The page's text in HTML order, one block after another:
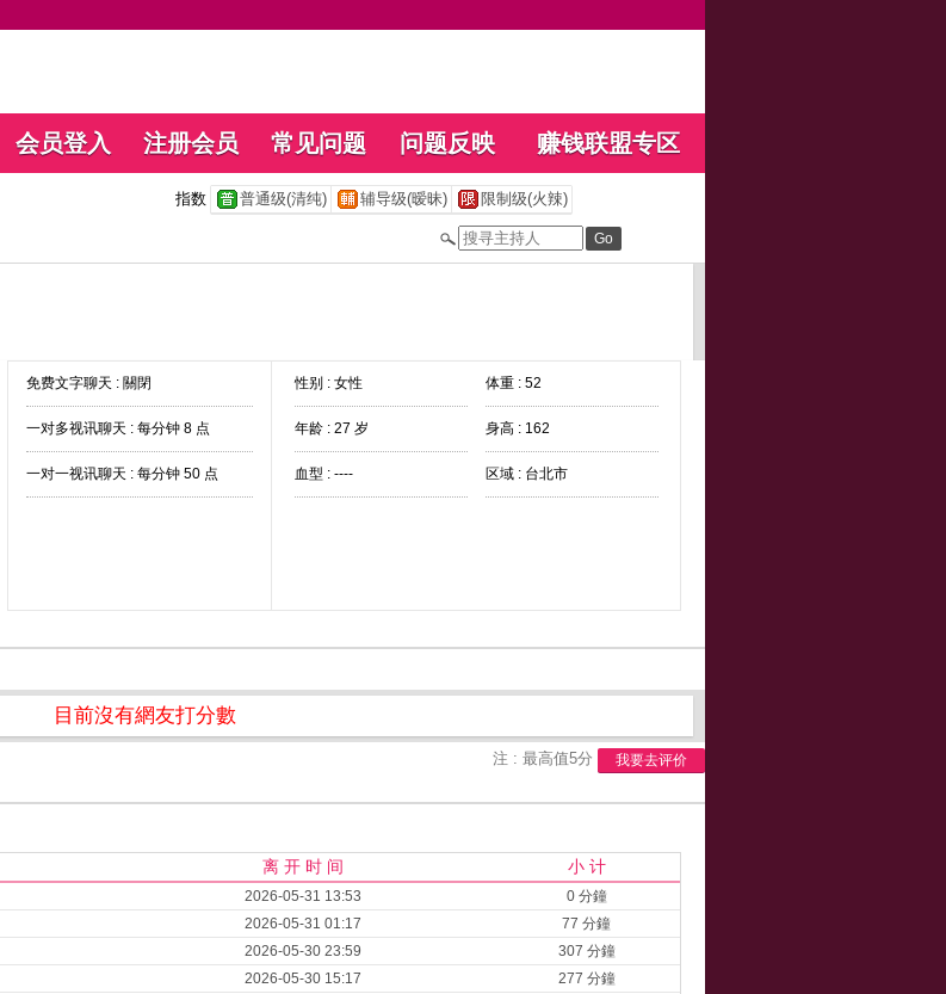
会员登入 注册会员 常见问题 问题反映 赚钱联盟专区
指数 普通级(清纯) 辅导级(暧昧) 限制级(火辣)
免费文字聊天 : 關閉
一对多视讯聊天 : 每分钟 8 点
一对一视讯聊天 : 每分钟 50 点
性别 : 女性 体重 : 52
年龄 : 27 岁 身高 : 162
血型 : ---- 区域 : 台北市
目前沒有網友打分數
注 : 最高值5分 我要去评价
离 开 时 间 小 计
2026-05-31 13:53
0 分鐘
2026-05-31 01:17
77 分鐘
2026-05-30 23:59
307 分鐘
2026-05-30 15:17
277 分鐘